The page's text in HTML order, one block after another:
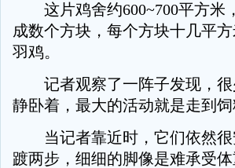
这片鸡舍约600~700平方米
成数个方块，每个方块十几平
羽鸡。
记者观察了一阵子发现，很
静卧着，最大的活动就是走到
当记者靠近时，它们依然很
踱两步，细细的脚像是难承受